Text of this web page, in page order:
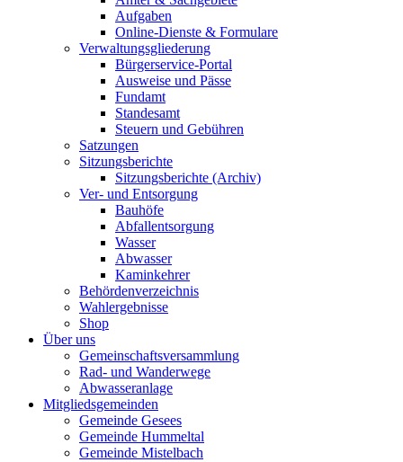
Aufgaben
Online-Dienste & Formulare
Verwaltungsgliederung
Bürgerservice-Portal
Ausweise und Pässe
Fundamt
Standesamt
Steuern und Gebühren
Satzungen
Sitzungsberichte
Sitzungsberichte (Archiv)
Ver- und Entsorgung
Bauhöfe
Abfallentsorgung
Wasser
Abwasser
Kaminkehrer
Behördenverzeichnis
Wahlergebnisse
Shop
Über uns
Gemeinschaftsversammlung
Rad- und Wanderwege
Abwasseranlage
Mitgliedsgemeinden
Gemeinde Gesees
Gemeinde Hummeltal
Gemeinde Mistelbach